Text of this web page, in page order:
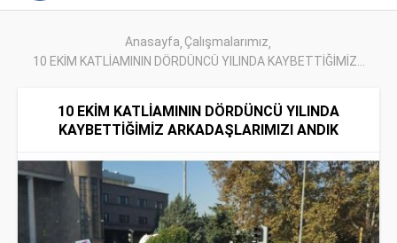
Anasayfa Çalışmalarımız
10 EKİM KATLİAMININ DÖRDÜNCÜ YILINDA KAYBETTİĞİMİZ...
10 EKİM KATLİAMININ DÖRDÜNCÜ YILINDA
KAYBETTİĞİMİZ ARKADAŞLARIMIZI ANDIK